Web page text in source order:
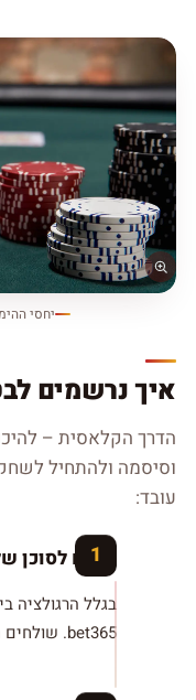
יחסי
איך נרשמים לבט 365
הדרך הקלאסית –
וסיסמה ולהתחיל
עובד:
פונים
בגלל הרגולציה
bet365. שולחים הודעה בווצאפ ומקבלים מענה אישי.